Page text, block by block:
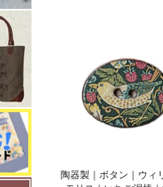
陶器製｜ボタン｜ウィ